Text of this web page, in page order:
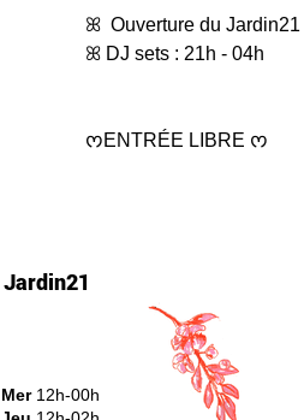
ꕤ  Ouverture du
ꕤ DJ sets : 21h - 04h
ᰔENTRÉE LIBRE ᰔ
Jardin21
Mer12h-00h